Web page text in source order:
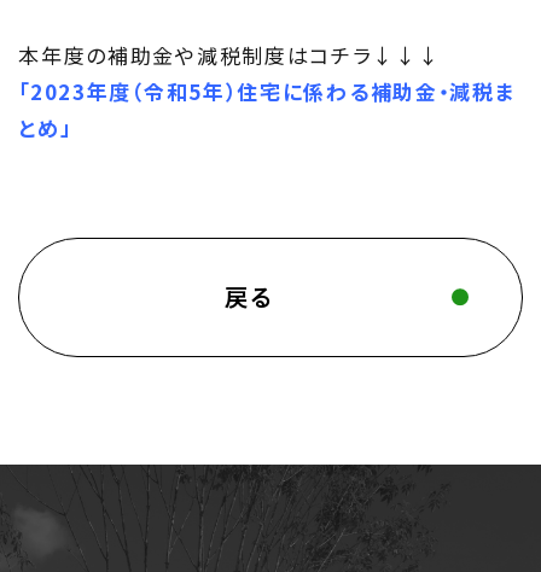
本年度の補助金や減税制度はコチラ↓↓↓
「2023年度（令和5年）住宅に係わる補助金・減税ま
とめ」
戻る